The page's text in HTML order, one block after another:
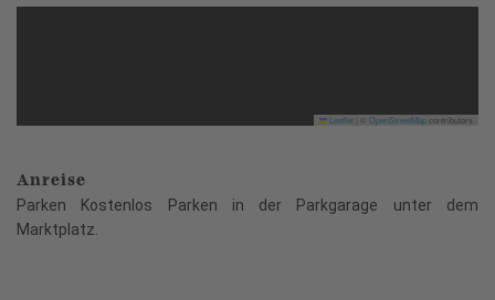
Leaflet OpenStreetMapcontributors
Anreise
Parken Kostenlos Parken in der Parkgarage unter dem
Marktplatz.